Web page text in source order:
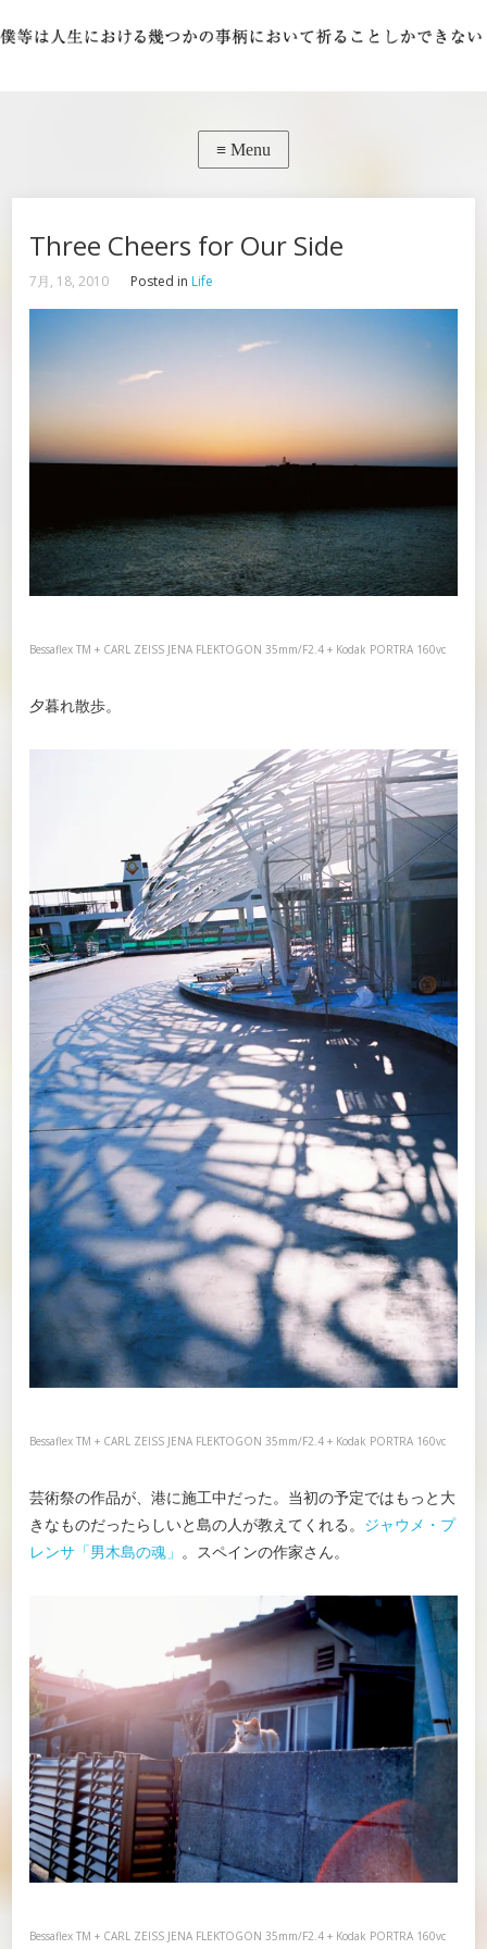
Three Cheers for Our Side
7月, 18, 2010 Posted in Life
Bessaflex TM + CARL ZEISS JENA FLEKTOGON 35mm/F2.4 + Kodak PORTRA 160vc
夕暮れ散歩。
Bessaflex TM + CARL ZEISS JENA FLEKTOGON 35mm/F2.4 + Kodak PORTRA 160vc
芸術祭の作品が、港に施工中だった。当初の予定ではもっと大
きなものだったらしいと島の人が教えてくれる。 ジャウメ・プ
レンサ「男木島の魂」 。スペインの作家さん。
Bessaflex TM + CARL ZEISS JENA FLEKTOGON 35mm/F2.4 + Kodak PORTRA 160vc